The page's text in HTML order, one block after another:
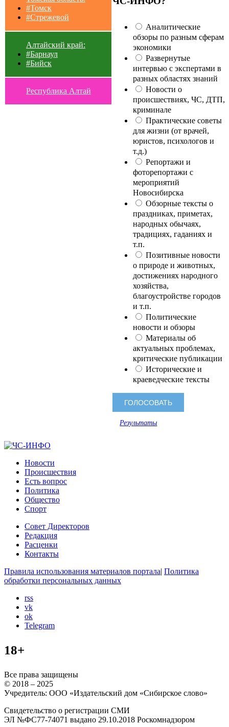
#Томск
#Стрежевой
Алтайский край:
#Барнаул
#Бийск
Республика Алтай
Аналитические
обзоры по разным сферам
экономики
Развернутые
интервью с экспертами в
разных областях знаний
Новости о
происшествиях, ЧС, ДТП,
криминале
Практические советы
для жизни (от врачей,
юристов, психологов и
т.д.)
Репортажи и
фоторепортажи с
мероприятий
Новосибирска
Обзорные тексты о
праздниках, приметах,
народных обычаях,
традициях, гаданиях и
т.п.
Позитивные новости
о природе и животных,
достижениях народного
хозяйства,
благоустройстве городов
и т.п.
Политические
новости и обзоры
Материалы об
актуальных проблемах,
критические публикации
Исторические и
краеведческие тексты
Результаты
Новости
Происшествия
Есть вопрос
Политика
Общество
Спорт
Совет Директоров
Редакция
Расценки
Контакты
Правила использования материалов портала| Политика
обработки персональных данных
rss
vk
ok
Telegram
18+
Все права защищены
© 2018 – 2025
Учредитель: ООО «Издательский дом «Сибирское слово»
Свидетельство о регистрации СМИ
ЭЛ №ФС77-74071 выдано 29.10.2018 Роскомнадзором